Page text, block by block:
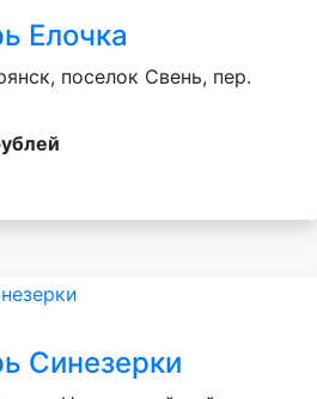
Елочка
поселок Свень, пер.
Синезерки